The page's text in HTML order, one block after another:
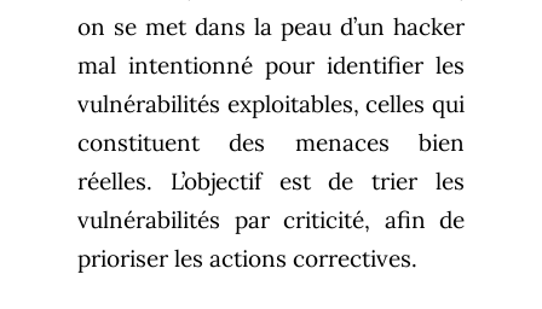
on se met dans la peau d’un hacker
mal intentionné pour identifier les
vulnérabilités exploitables, celles qui
constituent des menaces bien
réelles. L’objectif est de trier les
vulnérabilités par criticité, afin de
prioriser les actions correctives.